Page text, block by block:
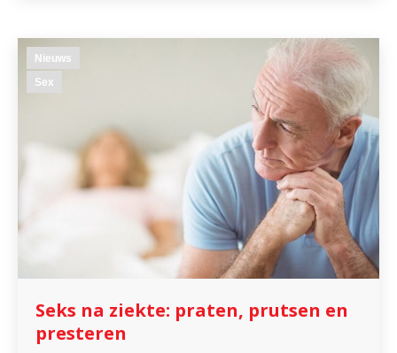
Nieuws
Sex
Seks na ziekte: praten, prutsen en
presteren